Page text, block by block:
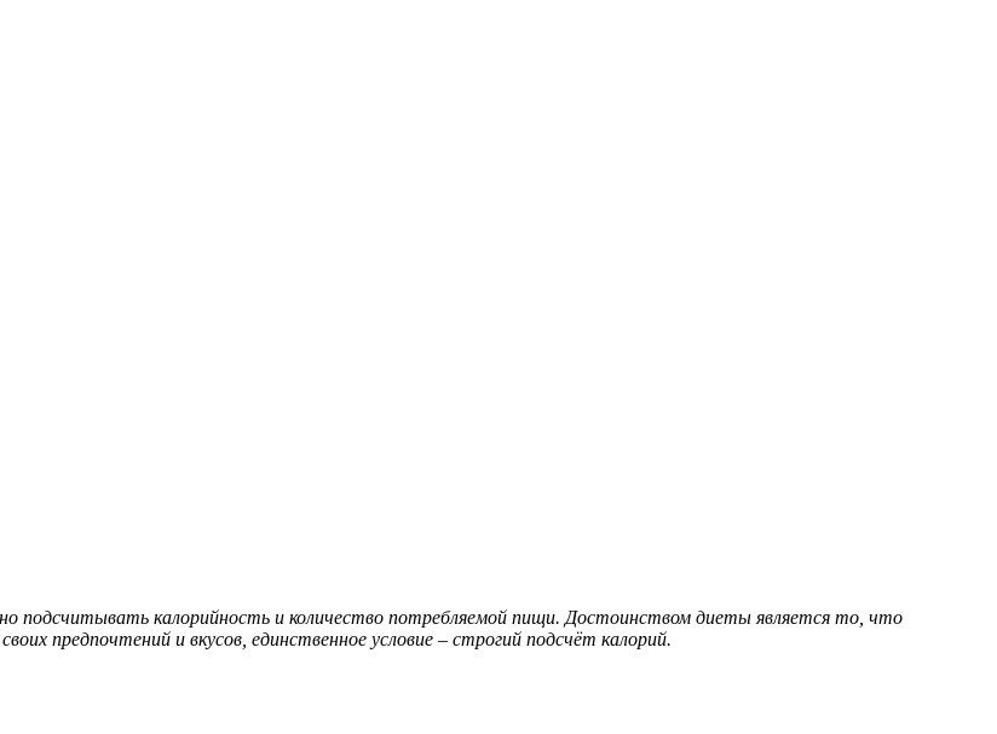
подсчитывать калорийность и количество потребляемой пищи. Достоинством диеты является то, что
предпочтений и вкусов, единственное условие – строгий подсчёт калорий.